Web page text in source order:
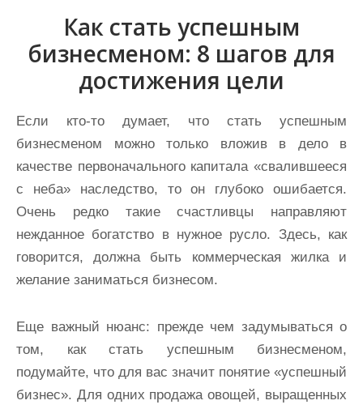
Как стать успешным
бизнесменом: 8 шагов для
достижения цели
Если кто-то думает, что стать успешным
бизнесменом можно только вложив в дело в
качестве первоначального капитала «свалившееся
с неба» наследство, то он глубоко ошибается.
Очень редко такие счастливцы направляют
нежданное богатство в нужное русло. Здесь, как
говорится, должна быть коммерческая жилка и
желание заниматься бизнесом.
Еще важный нюанс: прежде чем задумываться о
том, как стать успешным бизнесменом,
подумайте, что для вас значит понятие «успешный
бизнес». Для одних продажа овощей, выращенных